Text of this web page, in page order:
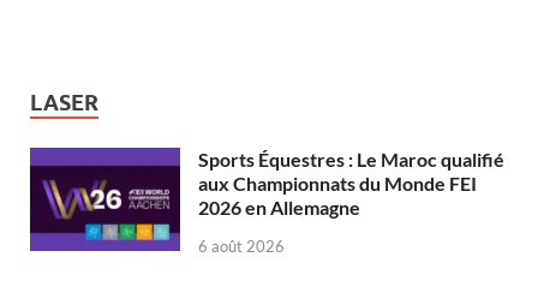
LASER
Sports Équestres : Le Maroc qualifié
aux Championnats du Monde FEI
2026 en Allemagne
6 août 2026